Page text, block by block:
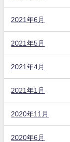
2021年6月
2021年5月
2021年4月
2021年1月
2020年11月
2020年6月